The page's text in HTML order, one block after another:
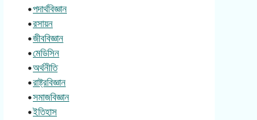
•পদার্থবিজ্ঞান
•রসায়ন
•জীববিজ্ঞান
•মেডিসিন
•অর্থনীতি
•রাষ্ট্রবিজ্ঞান
•সমাজবিজ্ঞান
•ইতিহাস